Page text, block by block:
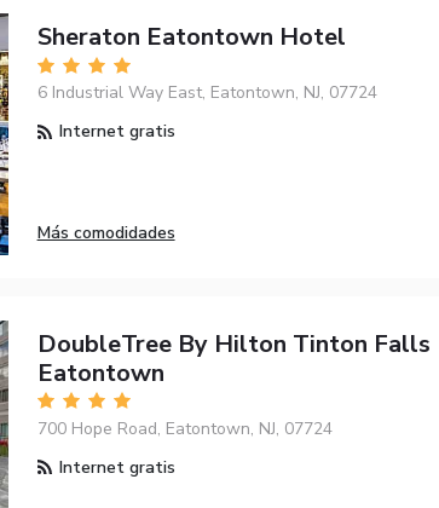
Sheraton Eatontown Hotel
6 Industrial Way East, Eatontown, NJ, 07724
Internet gratis
Más comodidades
DoubleTree By Hilton Tinton Falls
Eatontown
700 Hope Road, Eatontown, NJ, 07724
Internet gratis